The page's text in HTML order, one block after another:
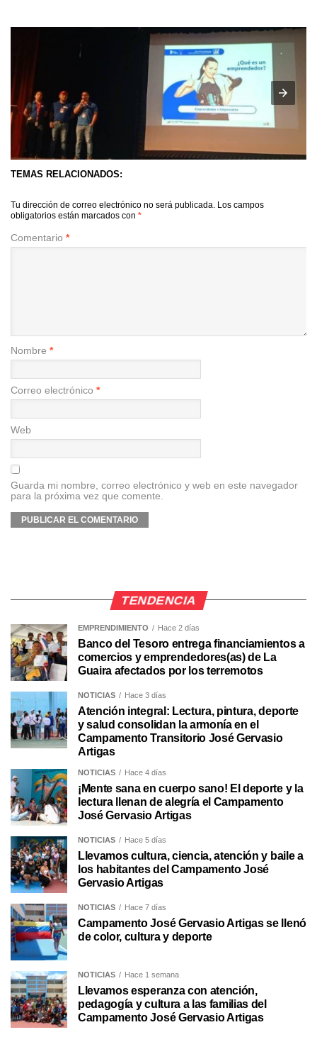
TEMAS RELACIONADOS:
Tu dirección de correo electrónico no será publicada. Los campos
obligatorios están marcados con *
Comentario *
Nombre *
Correo electrónico *
Web
Guarda mi nombre, correo electrónico y web en este navegador
para la próxima vez que comente.
TENDENCIA
EMPRENDIMIENTO Hace 2 días
Banco del Tesoro entrega financiamientos a
comercios y emprendedores(as) de La
Guaira afectados por los terremotos
NOTICIAS Hace 3 días
Atención integral: Lectura, pintura, deporte
y salud consolidan la armonía en el
Campamento Transitorio José Gervasio
Artigas
NOTICIAS Hace 4 días
¡Mente sana en cuerpo sano! El deporte y la
lectura llenan de alegría el Campamento
José Gervasio Artigas
NOTICIAS Hace 5 días
Llevamos cultura, ciencia, atención y baile a
los habitantes del Campamento José
Gervasio Artigas
NOTICIAS Hace 7 días
Campamento José Gervasio Artigas se llenó
de color, cultura y deporte
NOTICIAS Hace 1 semana
Llevamos esperanza con atención,
pedagogía y cultura a las familias del
Campamento José Gervasio Artigas